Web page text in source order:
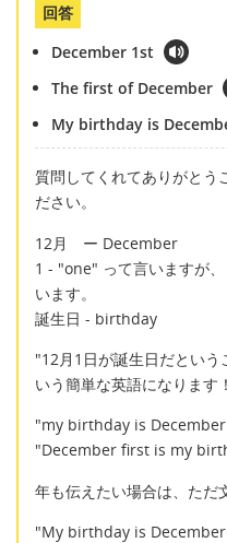
回答
December 1st
The first of December
My birthday is
質問してくれてありがとう
ださい。
12月 ー December
1 - "one" って言いますが
います。
誕生日 - birthday
"12月1日が誕生日だという
いう簡単な英語になります！
"my birthday is
"December first is my
年も伝えたい場合は、ただ
"My birthday is December